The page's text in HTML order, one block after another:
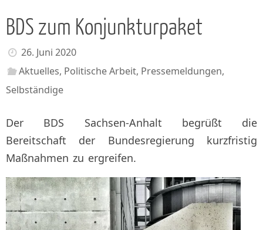
BDS zum Konjunkturpaket
26. Juni 2020
Aktuelles, Politische Arbeit, Pressemeldungen,
Selbständige
Der BDS Sachsen-Anhalt begrüßt die
Bereitschaft der Bundesregierung kurzfristig
Maßnahmen zu ergreifen.